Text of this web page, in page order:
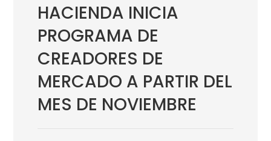
HACIENDA INICIA
PROGRAMA DE
CREADORES DE
MERCADO A PARTIR DEL
MES DE NOVIEMBRE